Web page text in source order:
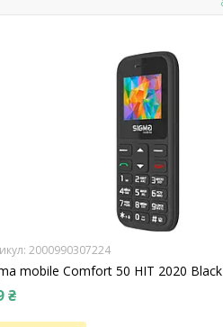
2000990307224
mobile Comfort 50 HIT 2020 Black
₴